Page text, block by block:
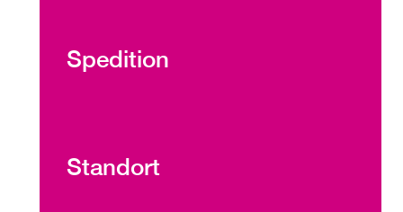
Spedition
Standort